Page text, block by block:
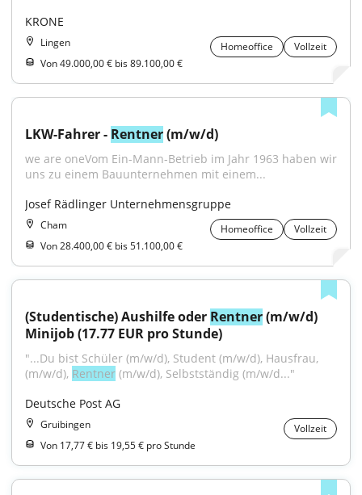
KRONE
Lingen Homeoffice
Vollzeit
Von 49.000,00 € bis 89.100,00 €
LKW-Fahrer - Rentner (m/w/d)
we are oneVom Ein-Mann-Betrieb im Jahr 1963 haben wir
uns zu einem Bauunternehmen mit einem...
Josef Rädlinger Unternehmensgruppe
Cham Homeoffice
Vollzeit
Von 28.400,00 € bis 51.100,00 €
(Studentische) Aushilfe oder Rentner (m/w/d)
Minijob (17.77 EUR pro Stunde)
"...Du bist Schüler (m/w/d), Student (m/w/d), Hausfrau,
(m/w/d), Rentner (m/w/d), Selbstständig (m/w/d..."
Deutsche Post AG
Gruibingen
Vollzeit
Von 17,77 € bis 19,55 € pro Stunde